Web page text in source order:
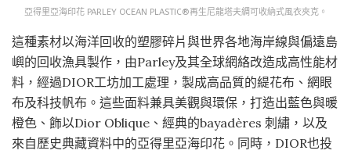
亞得里亞海印花 PARLEY OCEAN PLASTIC®再生尼龍塔夫綢可收納式風衣夾克。
這種素材以海洋回收的塑膠碎片與世界各地海岸線與偏遠島
嶼的回收漁具製作，由Parley及其全球網絡改造成高性能材
料，經過DIOR工坊加工處理，製成高品質的緹花布、網眼
布及科技帆布。這些面料兼具美觀與環保，打造出藍色與暖
橙色、飾以Dior Oblique、經典的bayadères 刺繡，以及
來自歷史典藏資料中的亞得里亞海印花。同時，DIOR也投